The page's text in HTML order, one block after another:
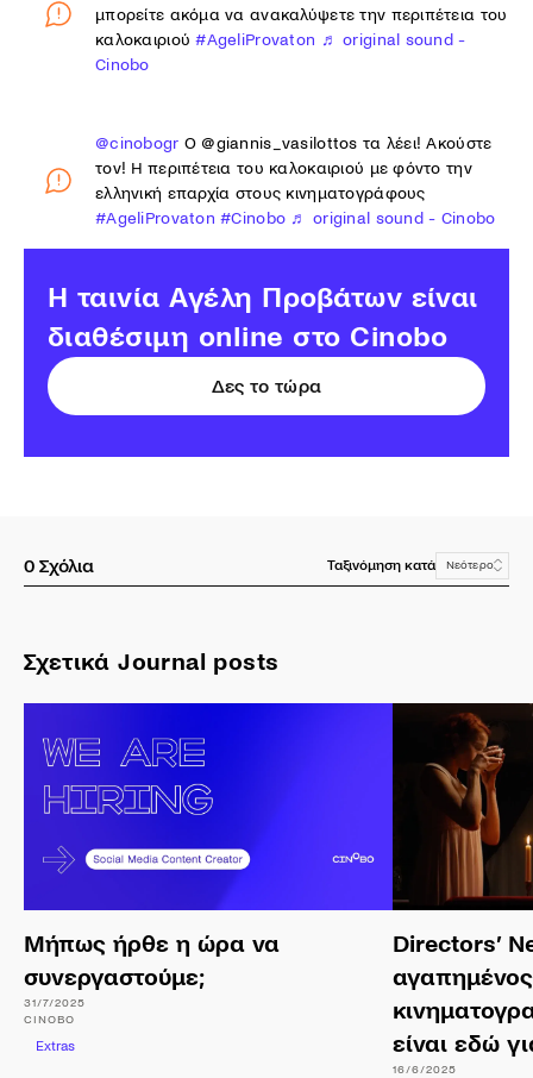
μπορείτε ακόμα να ανακαλύψετε την περιπέτεια του
καλοκαιριού#AgeliProvaton ♬ original sound -
Cinobo
@cinobogr Ο @giannis_vasilottos τα λέει! Ακούστε
τον! Η περιπέτεια του καλοκαιριού με φόντο την
ελληνική επαρχία στους κινηματογράφους
#AgeliProvaton #Cinobo ♬ original sound - Cinobo
H ταινία Αγέλη Προβάτων είναι
διαθέσιμη online στο Cinobo
Δες το τώρα
0 Σχόλια Ταξινόμηση κατά Νεότερο
Σχετικά Journal posts
Μήπως ήρθε η ώρα να
συνεργαστούμε;
31/7/2025
CINOBO
Extras
Directors’
είναι εδώ
16/6/2025